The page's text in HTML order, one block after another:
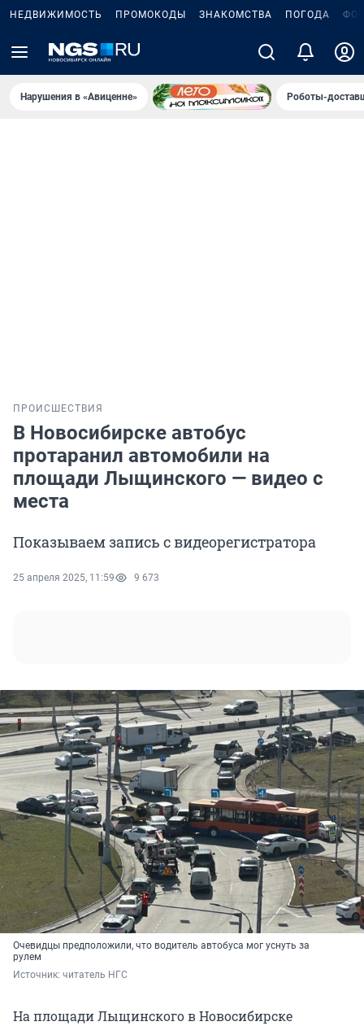
НЕДВИЖИМОСТЬ ПРОМОКОДЫ ЗНАКОМСТВА ПОГОДА
Нарушения в «Авиценне» Роботы-
ПРОИСШЕСТВИЯ
В Новосибирске автобус
протаранил автомобили на
площади Лыщинского — видео с
места
Показываем запись с видеорегистратора
25 апреля 2025, 11:59 9 673
Очевидцы предположили, что водитель автобуса мог уснуть за
рулем
Источник: читатель НГС
На площади Лыщинского в Новосибирске